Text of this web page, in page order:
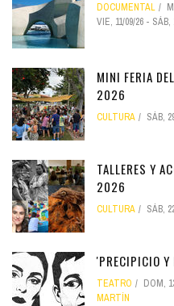
DOCUMENTAL
VIE, 11/09/26 - SÁB,
MINI FERIA
2026
CULTURA SÁB,
TALLERES Y
2026
CULTURA SÁB,
'PRECIPICIO Y
TEATRO DOM,
MARTÍN